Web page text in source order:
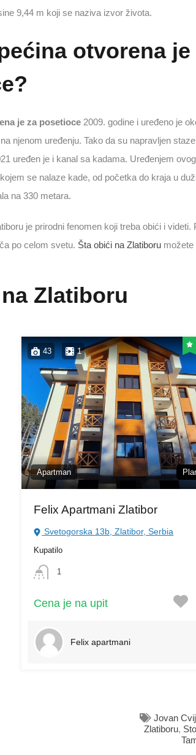
9,44 m koji se naziva izvor života.
otvorena je
je za posetioce 2009. godine i uređeno je
njenom uređenju. Tako da su napravljen
uređen je i kanal sa kadama. Uređenjem
se nalaze kade, od početka do kraja u
na 330 metara.
je prirodni fenomen koji treba obići i videti.
po celom svetu. Šta obići na Zlatiboru možete
Zlatiboru
43 1
Apartman
Felix Apartmani Zlatibor
Svetogorska 13b, Zlatibor, Serbia
Kupatilo
1
Cena je na upit
Felix apartmani
Jovan
Zlatiboru,